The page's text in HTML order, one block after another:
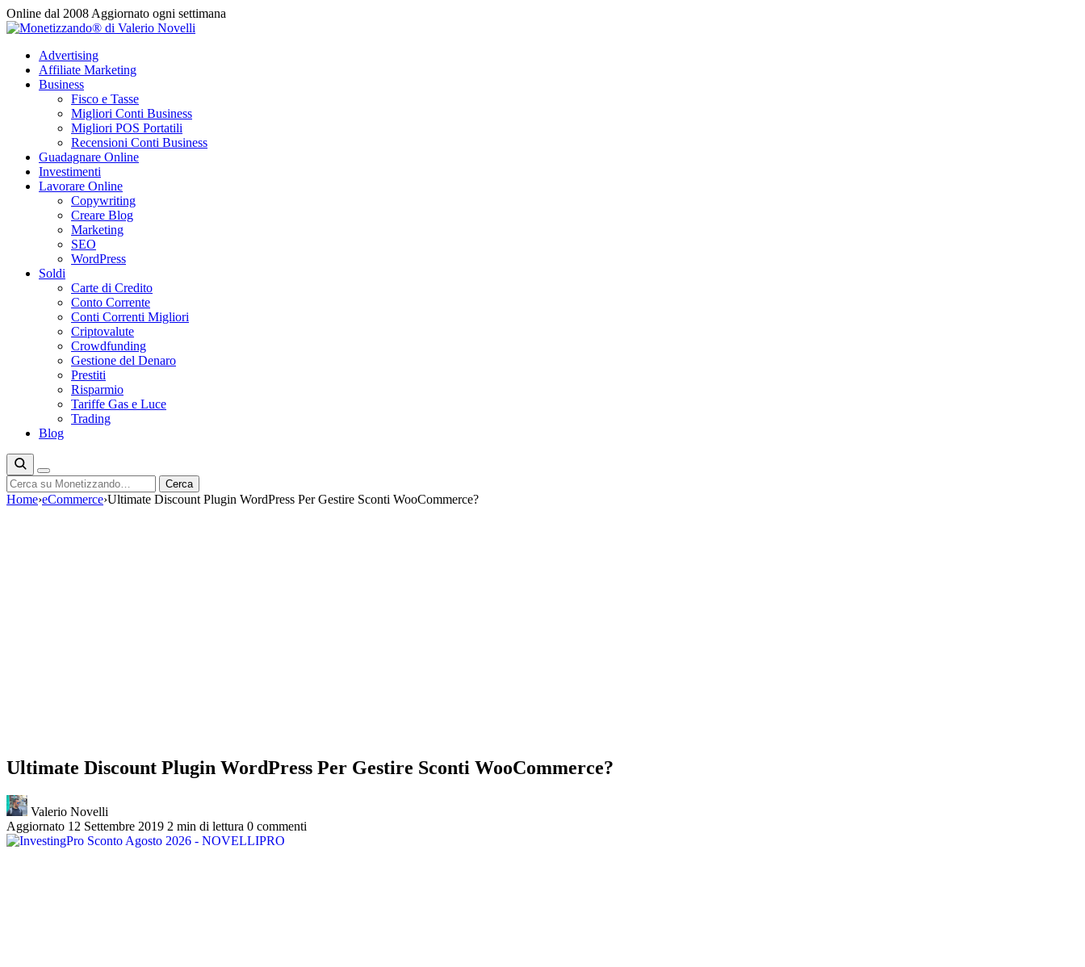
Vai
al
Online dal 2008 Aggiornato ogni settimana
Advertising
Affiliate Marketing
Business
Fisco e Tasse
Migliori Conti Business
Migliori POS Portatili
Recensioni Conti Business
Guadagnare Online
Investimenti
Lavorare Online
Copywriting
Creare Blog
Marketing
SEO
WordPress
Soldi
Carte di Credito
Conto Corrente
Conti Correnti Migliori
Criptovalute
Crowdfunding
Gestione del Denaro
Prestiti
Risparmio
Tariffe Gas e Luce
Trading
Blog
Cerca Cerca
Home›eCommerce›Ultimate Discount Plugin WordPress Per Gestire Sconti WooCommerce?
Ultimate Discount Plugin WordPress Per Gestire Sconti WooCommerce?
Valerio Novelli
Aggiornato 12 Settembre 2019 2 min di lettura 0 commenti